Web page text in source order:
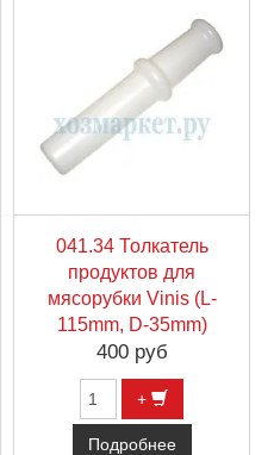
041.34 Толкатель
продуктов для
мясорубки Vinis (L-
115mm, D-35mm)
400 руб
+
Подробнее